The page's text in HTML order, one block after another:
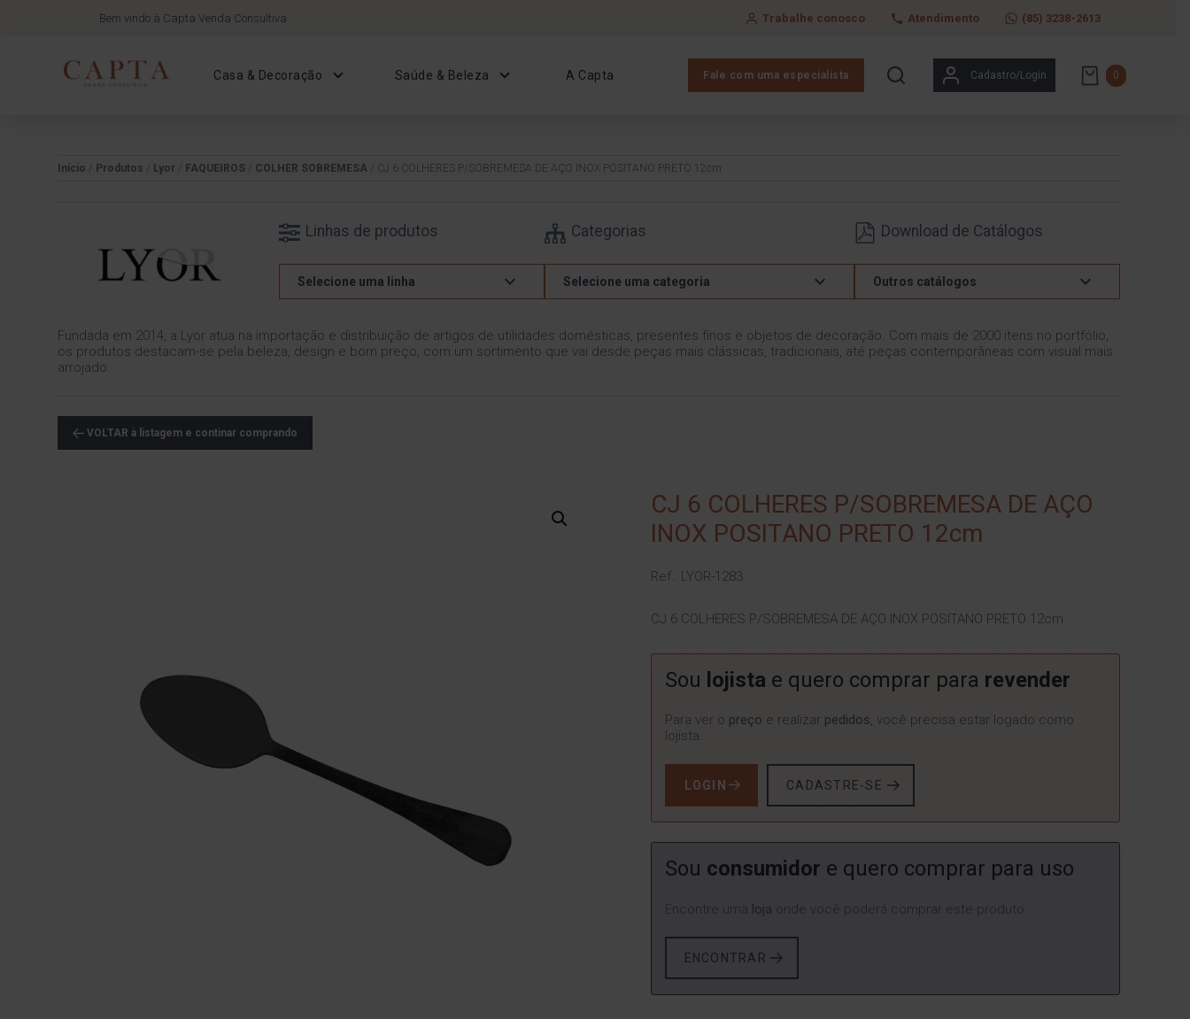
Bem vindo à Capta Venda Consultiva Trabalhe conosco Atendimento (85) 3238-2613
Casa & Decoração Saúde & Beleza A Capta Fale com uma especialista Cadastro/Login 0
Início Produtos Lyor FAQUEIROS COLHER SOBREMESA/ CJ 6 COLHERES P/SOBREMESA DE AÇO INOX POSITANO PRETO 12cm
Linhas de produtos
Selecione uma linha
Categorias
Selecione uma categoria
Download de Catálogos
Outros catálogos
Fundada em 2014, a Lyor atua na importação e distribuição de artigos de utilidades domésticas, presentes finos e objetos de decoração. Com mais de 2000 itens no portfólio,
os produtos destacam-se pela beleza, design e bom preço, com um sortimento que vai desde peças mais clássicas, tradicionais, até peças contemporâneas com visual mais
arrojado.
VOLTAR à listagem e continar comprando
CJ 6 COLHERES P/SOBREMESA DE AÇO
INOX POSITANO PRETO 12cm
Ref.: LYOR-1283
CJ 6 COLHERES P/SOBREMESA DE AÇO INOX POSITANO PRETO 12cm
Sou lojista e quero comprar para revender
Para ver o preço e realizar pedidos, você precisa estar logado como
lojista.
LOGIN CADASTRE-SE
Sou consumidor e quero comprar para uso
Encontre uma loja onde você poderá comprar este produto.
ENCONTRAR